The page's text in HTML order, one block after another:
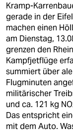
Kramp-
gerade in der
machen einen
am Dienstag,
grenzen den
Kampfjetflüge
summiert über
Flugminuten
militärischer
und ca. 121 kg
Das entspricht
mit dem Auto.